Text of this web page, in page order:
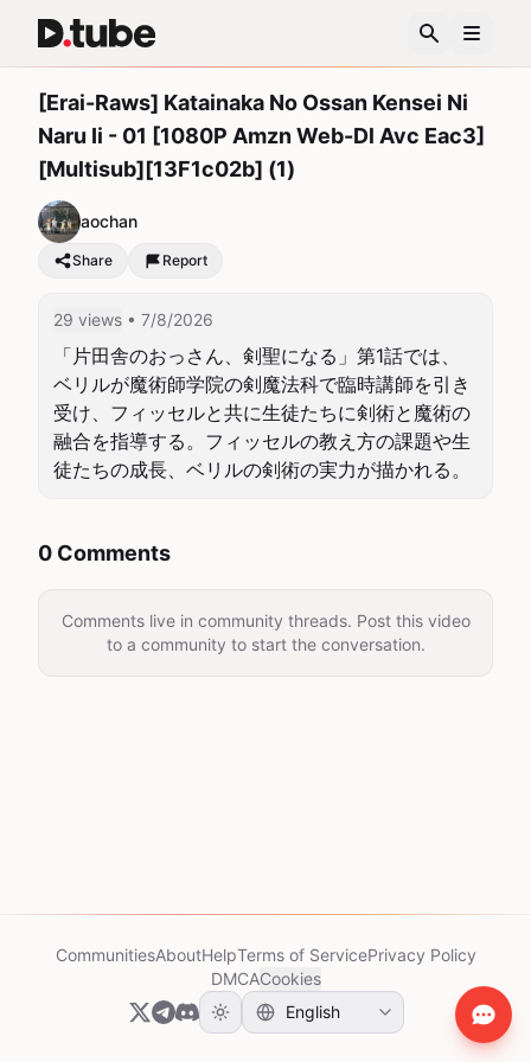
[Erai-Raws] Katainaka No Ossan Kensei Ni
Naru Ii - 01 [1080P Amzn Web-Dl Avc Eac3]
[Multisub][13F1c02b] (1)
aochan
Share Report
29 views • 7/8/2026
「片田舎のおっさん、剣聖になる」第1話では、
ベリルが魔術師学院の剣魔法科で臨時講師を引き
受け、フィッセルと共に生徒たちに剣術と魔術の
融合を指導する。フィッセルの教え方の課題や生
徒たちの成長、ベリルの剣術の実力が描かれる。
0 Comments
Comments live in community threads. Post this video
to a community to start the conversation.
CommunitiesAboutHelpTerms of ServicePrivacy Policy
DMCACookies